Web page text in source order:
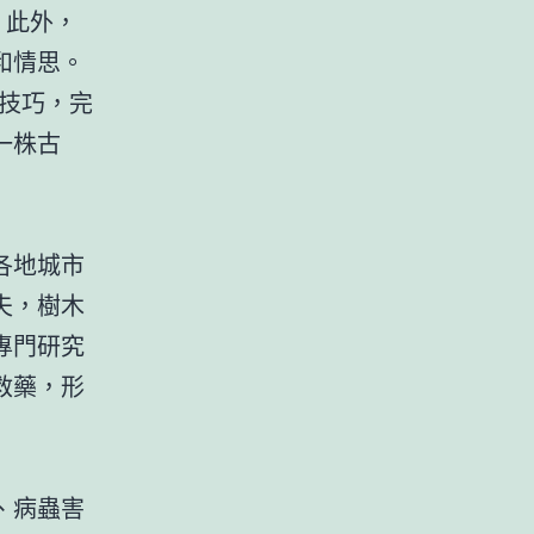
外，
思。
巧，完
株古
地城市
，樹木
門研究
藥，形
病蟲害